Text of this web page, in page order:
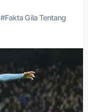
#Fakta Gila Tentang